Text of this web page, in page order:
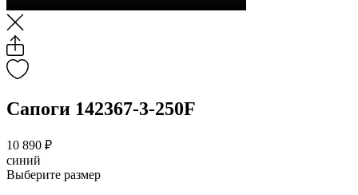
Сапоги 142367-3-250F
10 890 ₽
синий
Выберите размер